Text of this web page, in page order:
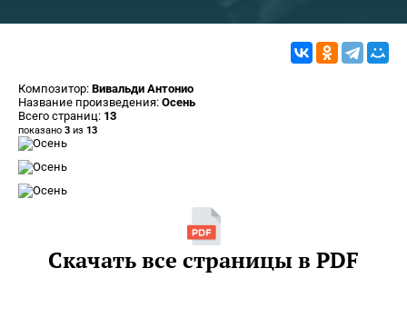
Композитор: Вивальди Антонио
Название произведения: Осень
Всего страниц: 13
показано 3 из 13
Скачать все страницы в PDF